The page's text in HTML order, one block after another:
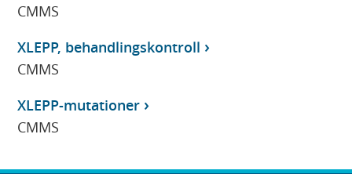
CMMS
XLEPP, behandlingskontroll
CMMS
XLEPP-mutationer
CMMS